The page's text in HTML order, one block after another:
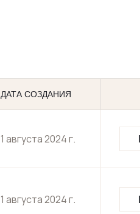
ДАТА СОЗДАНИЯ
1 августа 2024 г.
1 августа 2024 г.